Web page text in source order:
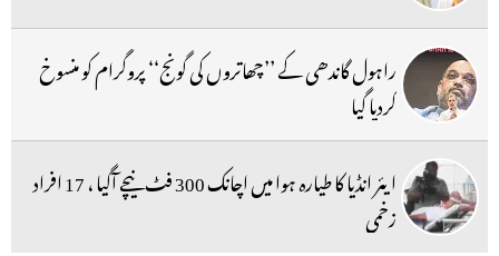
راہول گاندھی کے ’’چھاتروں کی گونج‘‘ پروگرام کو منسوخ
کردیا گیا
ایئر انڈیا کا طیارہ ہوا میں اچانک 300 فٹ نیچے آگیا ، 17 افراد
زخمی